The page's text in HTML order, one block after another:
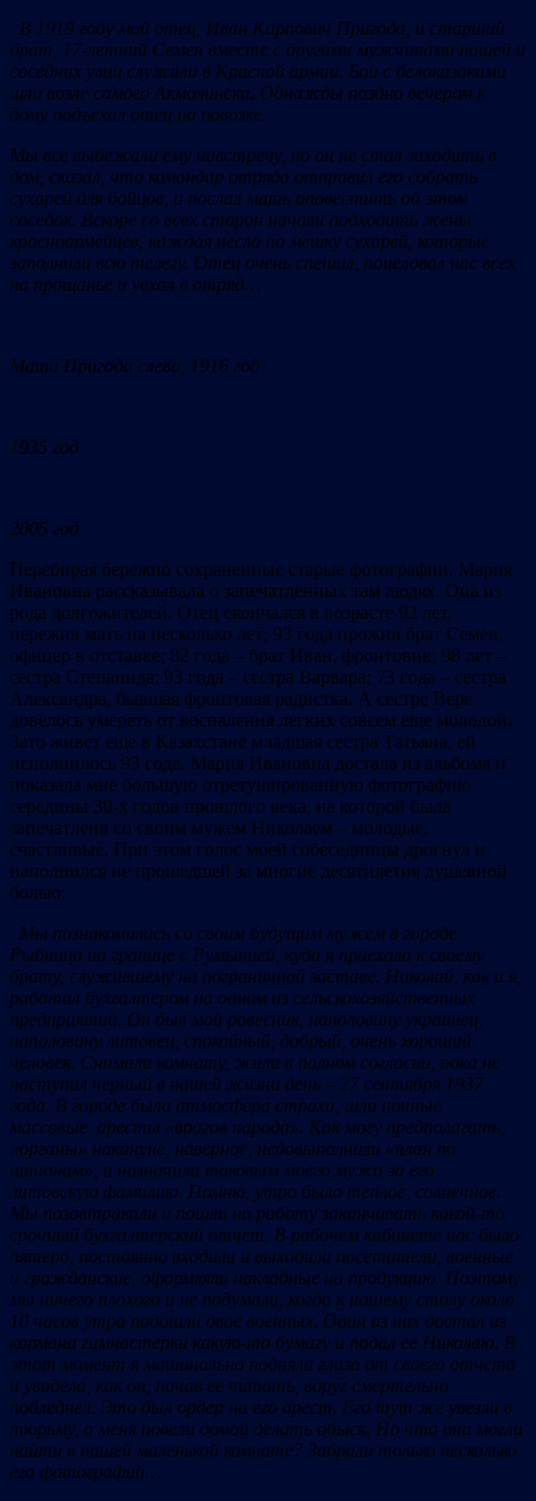
В 1919 году мой отец, Иван Карпович Пригода, и старший
брат, 17-летний Семен вместе с другими мужчинами нашей и
соседних улиц служили в Красной армии. Бои с белоказаками
шли возле самого Акмолинска. Однажды поздно вечером к
дому подъехал отец на повозке.
Мы все выбежали ему навстречу, но он не стал заходить в
дом, сказал, что командир отряда отправил его собрать
сухарей для бойцов, и послал мать оповестить об этом
соседок. Вскоре со всех сторон начали подходить жены
красноармейцев, каждая несла по мешку сухарей, которые
заполнили всю телегу. Отец очень спешил, поцеловал нас всех
на прощанье и уехал в отряд…
Маша Пригода слева, 1916 год
1935 год
2005 год
Перебирая бережно сохраненные старые фотографии, Мария
Ивановна рассказывала о запечатленных там людях. Она из
рода долгожителей. Отец скончался в возрасте 92 лет,
пережив мать на несколько лет; 93 года прожил брат Семен,
офицер в отставке; 82 года – брат Иван, фронтовик; 98 лет –
сестра Степанида; 93 года – сестра Варвара; 73 года – сестра
Александра, бывшая фронтовая радистка. А сестре Вере
довелось умереть от воспаления легких совсем еще молодой.
Зато живет еще в Казахстане младшая сестра Татьяна, ей
исполнилось 93 года. Мария Ивановна достала из альбома и
показала мне большую отретушированную фотографию
середины 30-х годов прошлого века, на которой была
запечатленв со своим мужем Николаем – молодые,
счастливые. При этом голос моей собеседницы дрогнул и
наполнился не прошедшей за многие десятилетия душевной
болью:
Мы познакомились со своим будущим мужем в городе
Рыбница на границе с Румынией, куда я приехала к своему
брату, служившему на пограничной заставе. Николай, как и я,
работал бухгалтером на одном из сельскохозяйственных
предприятий. Он был мой ровесник, наполовину украинец,
наполовину литовец, спокойный, добрый, очень хороший
человек. Снимали комнату, жили в полном согласии, пока не
наступил черный в нашей жизни день – 27 сентября 1937
года. В городе была атмосфера страха, шли ночные
массовые аресты «врагов народа». Как могу предполагать,
«органы» накануне, наверное, недовыполнили «план по
шпионам», и назначили таковым моего мужа за его
литовскую фамилию. Помню, утро было теплое, солнечное.
Мы позавтракали и пошли на работу заканчивать какой-то
срочный бухгалтерский отчет. В рабочем кабинете нас было
пятеро, постоянно входили и выходили посетители, военные
и гражданские, оформляли накладные на продукцию. Поэтому
мы ничего плохого и не подумали, когда к нашему столу около
10 часов утра подошли двое военных. Один из них достал из
кармана гимнастерки какую-то бумагу и подал ее Николаю. В
этот момент я машинально подняла глаза от своего отчета
и увидела, как он, начав ее читать, вдруг смертельно
побледнел. Это был ордер на его арест. Его тут же увезли в
тюрьму, а меня повели домой делать обыск. Но что они могли
найти в нашей маленькой комнате? Забрали только несколько
его фотографий…